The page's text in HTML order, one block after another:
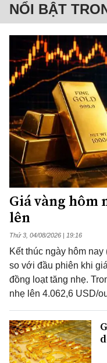
NỔI BẬT
Giá vàng hôm
lên
Thứ 3, 04/08/2026 | 19:16
Kết thúc ngày hôm
so với đầu phiên khi
đồng loạt tăng nhẹ.
nhẹ lên 4.062,6 USD/